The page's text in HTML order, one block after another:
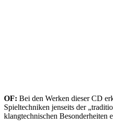
OF: Bei den Werken dieser CD
Spieltechniken jenseits der
klangtechnischen Besonderheiten